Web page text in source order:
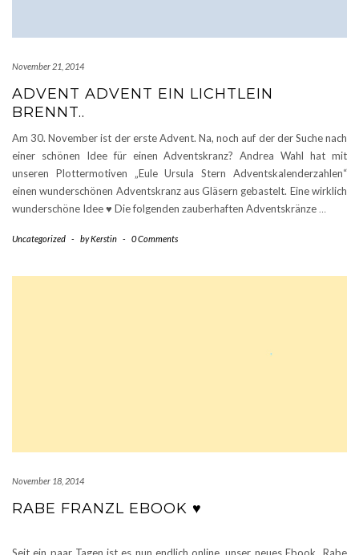
November 21, 2014
ADVENT ADVENT EIN LICHTLEIN
BRENNT..
Am 30. November ist der erste Advent. Na, noch auf der der Suche nach
einer schönen Idee für einen Adventskranz? Andrea Wahl hat mit
unseren Plottermotiven „Eule Ursula Stern Adventskalenderzahlen“
einen wunderschönen Adventskranz aus Gläsern gebastelt. Eine wirklich
wunderschöne Idee ♥ Die folgenden zauberhaften Adventskränze …
Uncategorized - byKerstin - 0 Comments
November 18, 2014
RABE FRANZL EBOOK ♥